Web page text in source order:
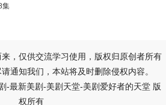
集
，仅供交流学习使用，版权归原创者所有
通知我们，本站将及时删除侵权内容。
-最新美剧-美剧天堂-美剧爱好者的天堂 版
权所有